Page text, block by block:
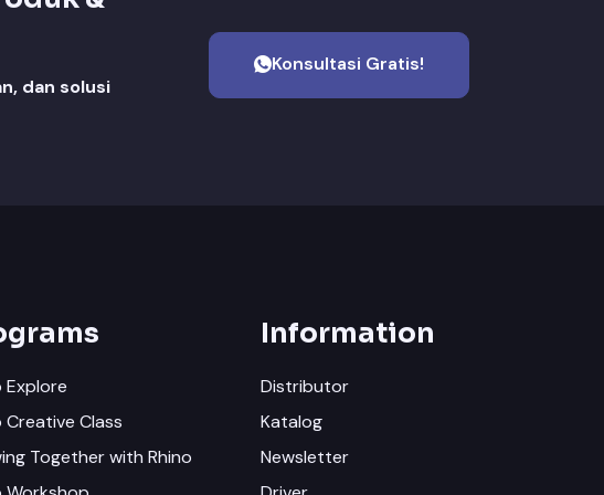
dan solusi
Konsultasi Gratis!
Explore
Creative Class
Together with Rhino
Information
Distributor
Katalog
Newsletter